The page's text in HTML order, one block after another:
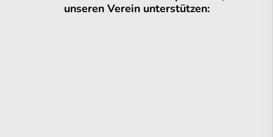
unseren Verein unterstützen: